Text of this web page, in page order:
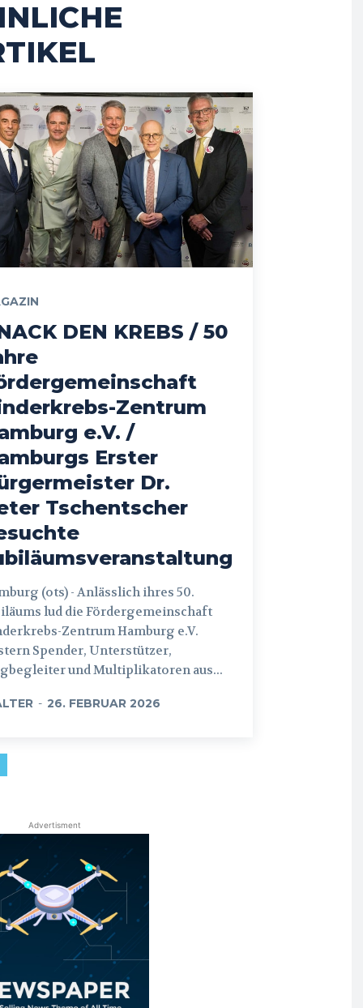
DEN KREBS / 50
Zentrum
e.V. /
Erster
Dr.
Tschentscher
(ots) - Anlässlich ihres 50.
lud die Fördergemeinschaft
Zentrum Hamburg e.V.
Spender, Unterstützer,
und Multiplikatoren aus...
- 26. FEBRUAR 2026
Advertisment